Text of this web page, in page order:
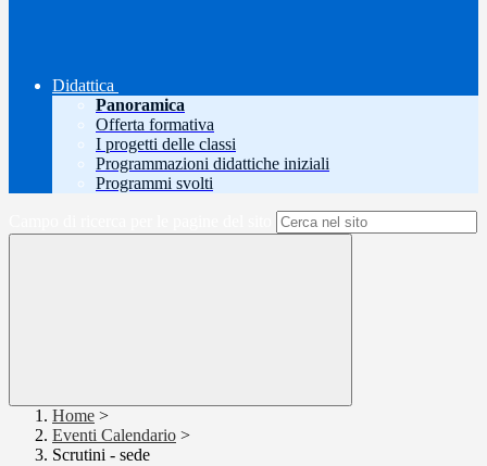
Didattica
Panoramica
Offerta formativa
I progetti delle classi
Programmazioni didattiche iniziali
Programmi svolti
Home >
Eventi Calendario >
Scrutini - sede